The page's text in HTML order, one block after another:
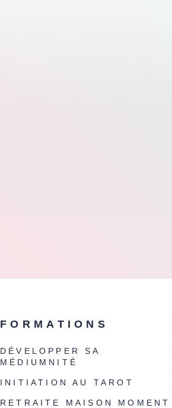
FORMATIONS
DÉVELOPPER SA
MÉDIUMNITÉ
INITIATION AU TAROT
RETRAITE MAISON MOMENT